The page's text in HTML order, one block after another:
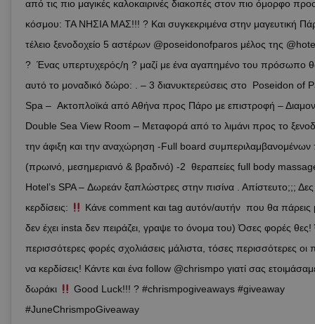
από τις πιο μαγικές καλοκαιρινές διακοπές στον πιο όμορφο
κόσμου: ΤΑ ΝΗΣΙΑ ΜΑΣ!!! ? Και συγκεκριμένα στην μαγευτική
τέλειο ξενοδοχείο 5 αστέρων @poseidonofparos μέλος της
? Ένας υπερτυχερός/η ? μαζί με ένα αγαπημένο του πρόσωπο θα
αυτό το μοναδικό δώρο: . – 3 διανυκτερεύσεις στο Poseidon of
Spa – Ακτοπλοϊκά από Αθήνα προς Πάρο με επιστροφή –
Double Sea View Room – Μεταφορά από το λιμάνι προς το
την άφιξη και την αναχώρηση -Full board
(πρωινό, μεσημεριανό & βραδινό) -2 θεραπείες full body
Hotel’s SPA – Δωρεάν ξαπλώστρες στην πισίνα . Απίστευτο;;;
κερδίσεις:
Κάνε comment και tag αυτόν/αυτήν που θα πάρεις
δεν έχει insta δεν πειράζει, γραψε το όνομα του) Όσες φορές
περισσότερες φορές σχολιάσεις μάλιστα, τόσες περισσότερες οι
να κερδίσεις! Κάντε και ένα follow @chrismpo γιατί σας
δωράκι
Good Luck!!! ? #chrismpogiveaways #giveaway
#JuneChrismpoGiveaway